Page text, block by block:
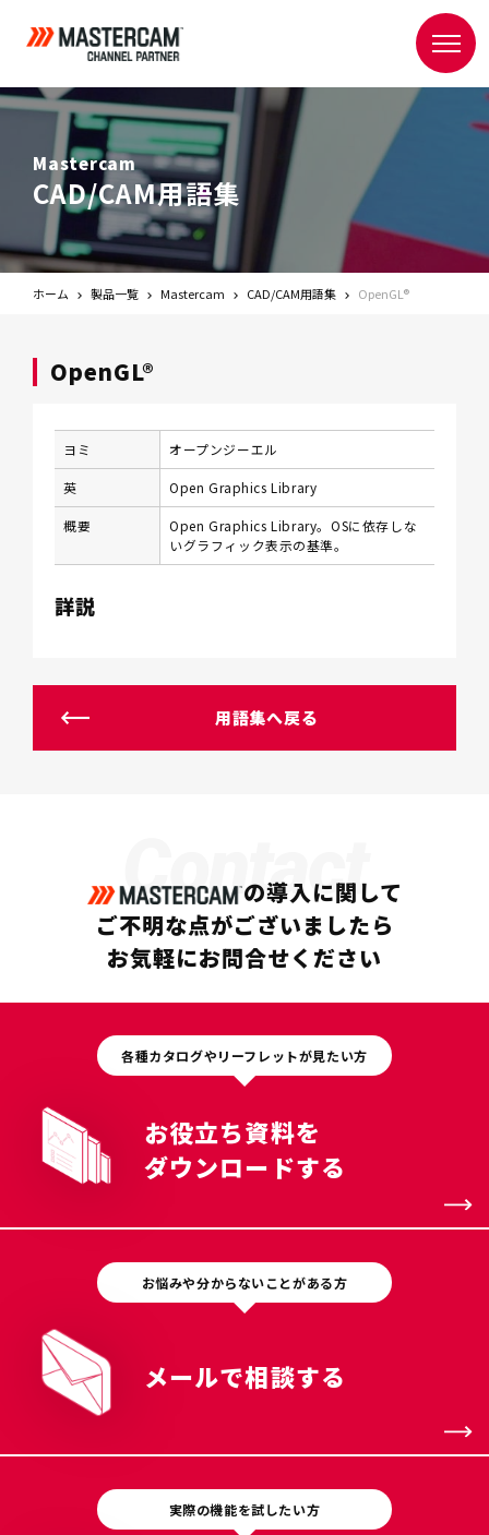
Mastercam
CAD/CAM用語集
ホーム 製品一覧 Mastercam CAD/CAM用語集 OpenGL®
OpenGL®
ヨミ オープンジーエル
英 Open Graphics Library
概要
Open Graphics Library。OSに依存しな
いグラフィック表示の基準。
詳説
用語集へ戻る
Contact
の導入に関して
ご不明な点がございましたら
お気軽にお問合せください
各種カタログやリーフレットが見たい方
お役立ち資料を
ダウンロードする
お悩みや分からないことがある方
メールで相談する
実際の機能を試したい方